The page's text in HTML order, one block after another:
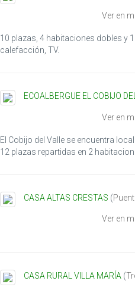
Ver en
10 plazas, 4 habitaciones dobles y
calefacción, TV.
ECOALBERGUE EL COBIJO
Ver en
El Cobijo del Valle se encuentra
12 plazas repartidas en 2
CASA ALTAS CRESTAS (
Ver en
CASA RURAL VILLA MARÍA (